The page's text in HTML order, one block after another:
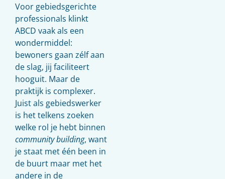
Voor gebiedsgerichte
professionals klinkt
ABCD vaak als een
wondermiddel:
bewoners gaan zélf aan
de slag, jij faciliteert
hooguit. Maar de
praktijk is complexer.
Juist als gebiedswerker
is het telkens zoeken
welke rol je hebt binnen
community building, want
je staat met één been in
de buurt maar met het
andere in de